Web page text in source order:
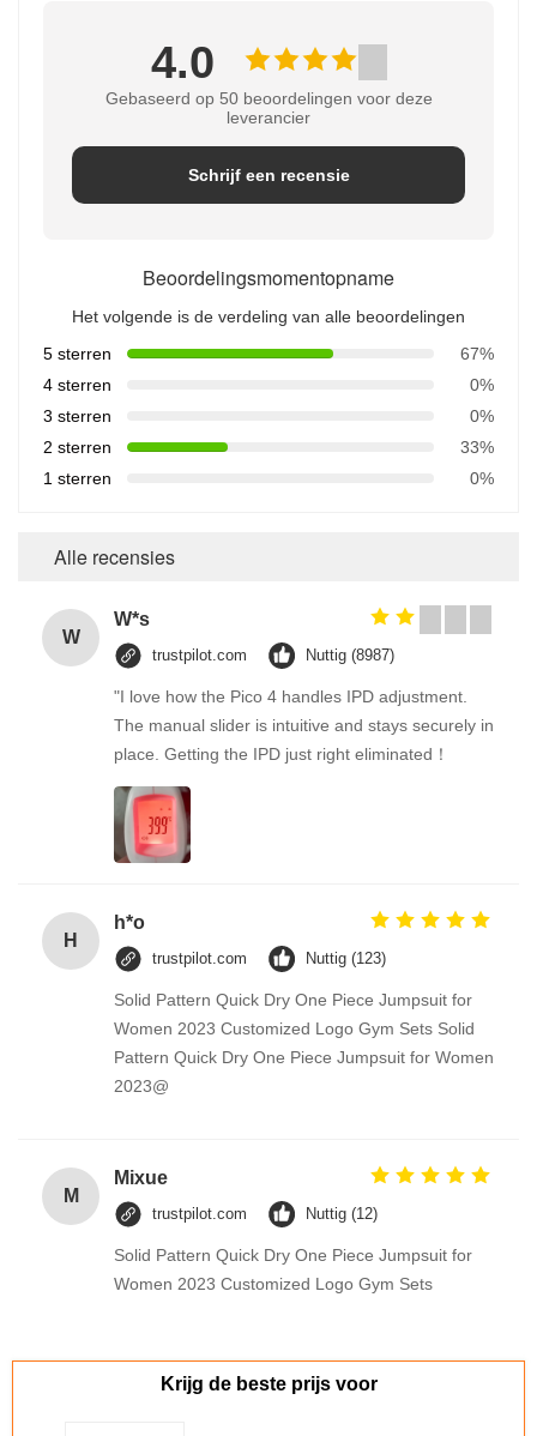
4.0
Gebaseerd op 50 beoordelingen voor deze
leverancier
Schrijf een recensie
Beoordelingsmomentopname
Het volgende is de verdeling van alle beoordelingen
5 sterren
67%
4 sterren
0%
3 sterren
0%
2 sterren
33%
1 sterren
0%
Alle recensies
W
W*s
trustpilot.com Nuttig (8987)
"I love how the Pico 4 handles IPD adjustment.
The manual slider is intuitive and stays securely in
place. Getting the IPD just right eliminated！
H
h*o
trustpilot.com Nuttig (123)
Solid Pattern Quick Dry One Piece Jumpsuit for
Women 2023 Customized Logo Gym Sets Solid
Pattern Quick Dry One Piece Jumpsuit for Women
2023@
M
Mixue
trustpilot.com Nuttig (12)
Solid Pattern Quick Dry One Piece Jumpsuit for
Women 2023 Customized Logo Gym Sets
Krijg de beste prijs voor